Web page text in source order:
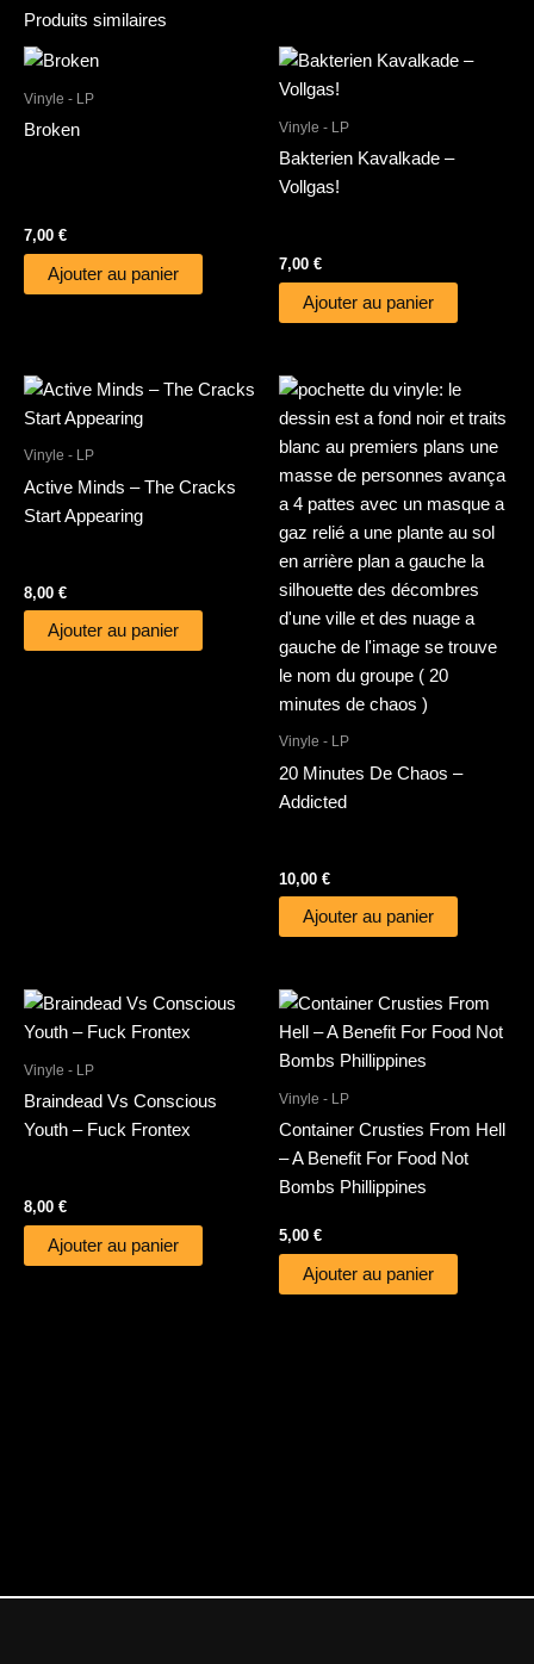
Produits similaires
Vinyle - LP
Broken
7,00 €
Ajouter au panier
Vinyle - LP
Bakterien Kavalkade –
Vollgas!
7,00 €
Ajouter au panier
Vinyle - LP
Active Minds – The Cracks
Start Appearing
8,00 €
Ajouter au panier
Vinyle - LP
20 Minutes De Chaos –
Addicted
10,00 €
Ajouter au panier
Vinyle - LP
Braindead Vs Conscious
Youth – Fuck Frontex
8,00 €
Ajouter au panier
Vinyle - LP
Container Crusties From Hell
– A Benefit For Food Not
Bombs Phillippines
5,00 €
Ajouter au panier